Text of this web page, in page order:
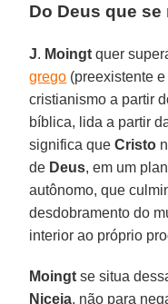
Do Deus que se
J. Moingt quer
grego (preexistente
cristianismo a partir
bíblica, lida a partir
significa queCristo
de Deus, em um
autônomo, que
desdobramento do
interior ao próprio
Moingt se situa
Niceia, não para